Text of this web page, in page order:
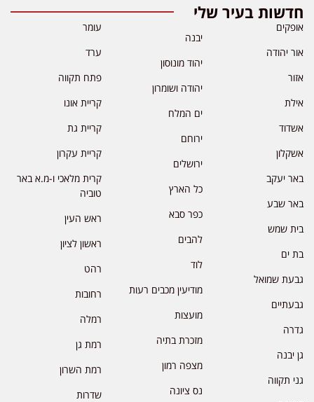
חדשות בעיר שלי
אופקים
אור יהודה
אזור
אילת
אשדוד
אשקלון
באר יעקב
באר שבע
בית שמש
בת ים
גבעת שמואל
גבעתיים
גדרה
גן יבנה
גני תקווה
יבנה
יהוד מונוסון
יהודה ושומרון
ים המלח
ירוחם
ירושלים
כל הארץ
כפר סבא
להבים
לוד
מודיעין מכבים רעות
מועצות
מזכרת בתיה
מצפה רמון
נס ציונה
עומר
ערד
פתח תקווה
קריית אונו
קריית גת
קריית עקרון
קרית מלאכי ו-מ.א באר
טוביה
ראש העין
ראשון לציון
רהט
רחובות
רמלה
רמת גן
רמת השרון
שדרות